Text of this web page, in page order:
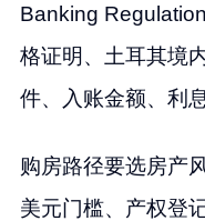
Banking
格证明、土耳其境
件、入账金额、利
购房路径要选房产
美元门槛、产权登